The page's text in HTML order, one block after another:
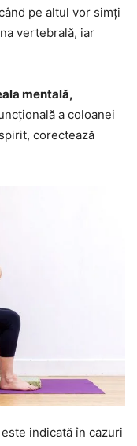
pe altul vor simți
vertebrală, iar
mentală,
a coloanei
corectează
indicată în cazuri